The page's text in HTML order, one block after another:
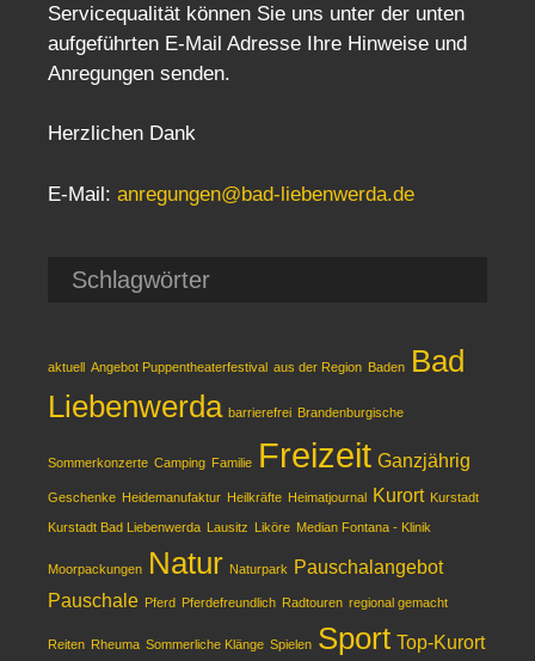
Servicequalität können Sie uns unter der unten
aufgeführten E-Mail Adresse Ihre Hinweise und
Anregungen senden.
Herzlichen Dank
E-Mail: anregungen@bad-liebenwerda.de
Schlagwörter
aktuell Angebot Puppentheaterfestival aus der Region Baden Bad
Liebenwerda barrierefrei Brandenburgische
Sommerkonzerte Camping Familie Freizeit Ganzjährig
Geschenke Heidemanufaktur Heilkräfte Heimatjournal Kurort Kurstadt
Kurstadt Bad Liebenwerda Lausitz Liköre Median Fontana - Klinik
Moorpackungen Natur Naturpark Pauschalangebot
Pauschale Pferd Pferdefreundlich Radtouren regional gemacht
Reiten Rheuma Sommerliche Klänge Spielen Sport Top-Kurort